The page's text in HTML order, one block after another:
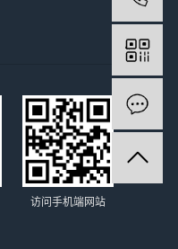
访问手机端网站